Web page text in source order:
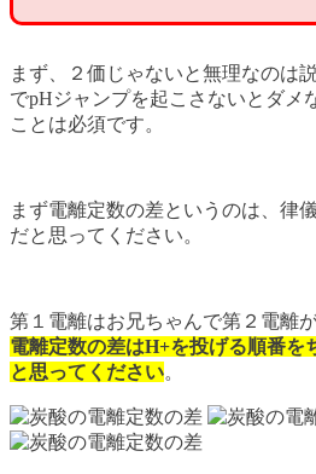
まず、２価じゃないと無理なのは
でpHジャンプを起こさないとダメ
ことは必須です。
まず電離定数の差というのは、律
だと思ってください。
第１電離はお兄ちゃんで第２電離
電離定数の差はH+を投げる順番を
と思ってください。